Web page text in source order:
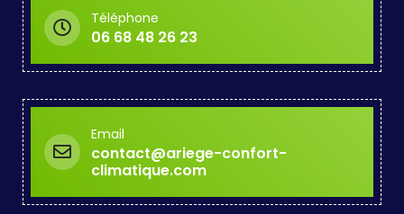
Téléphone
06 68 48 26 23
Email
contact@ariege-confort-
climatique.com